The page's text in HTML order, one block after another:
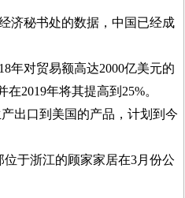
济秘书处的数据，中国已经成
年对贸易额高达2000亿美元的
2019年将其提高到25%。
出口到美国的产品，计划到今
于浙江的顾家家居在3月份公